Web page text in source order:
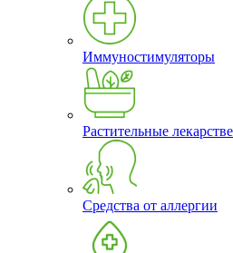
Иммуностимуляторы
Растительные
Средства от аллергии